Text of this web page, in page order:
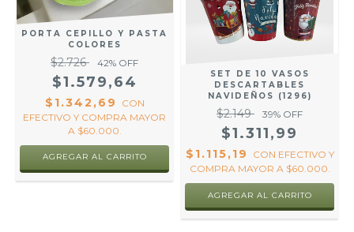
PORTA CEPILLO Y PASTA
COLORES
$2.726 42% OFF
$1.579,64
$1.342,69
CON
EFECTIVO Y COMPRA MAYOR
A $60.000.
AGREGAR AL CARRITO
SET DE 10 VASOS
DESCARTABLES
NAVIDEÑOS (1296)
$2.149 39% OFF
$1.311,99
$1.115,19 CON EFECTIVO Y
COMPRA MAYOR A $60.000.